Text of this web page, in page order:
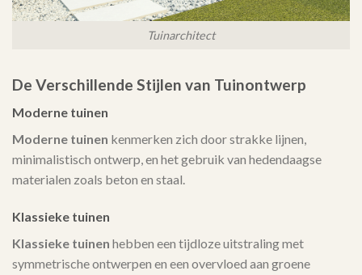
Tuinarchitect
De Verschillende Stijlen van Tuinontwerp
Moderne tuinen
Moderne tuinen kenmerken zich door strakke lijnen,
minimalistisch ontwerp, en het gebruik van hedendaagse
materialen zoals beton en staal.
Klassieke tuinen
Klassieke tuinen hebben een tijdloze uitstraling met
symmetrische ontwerpen en een overvloed aan groene